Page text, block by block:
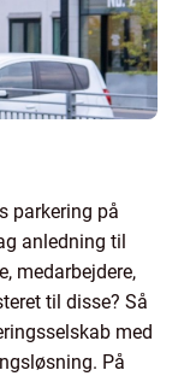
parkering på
anledning til
medarbejdere,
til disse? Så
med
På